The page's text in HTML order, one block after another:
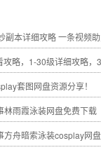
本详细攻略 一条视频助
略，1-30级详细攻略，
套图网盘资源分享！
林雨霞泳装网盘免费下载
舟暗索泳装cosplay网盘